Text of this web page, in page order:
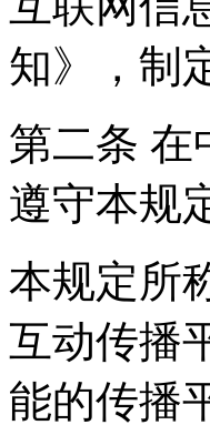
知》，制
第二条 在
遵守本规
本规定所
互动传播
能的传播